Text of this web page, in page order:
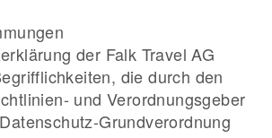
der Falk Travel AG
die durch den
und Verordnungsgeber
Grundverordnung